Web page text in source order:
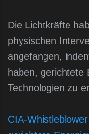
Die Lichtkräfte
physischen
angefangen,
haben, gerichtete
Technologien zu
CIA-